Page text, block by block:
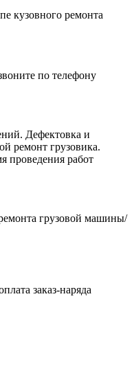
кузовного ремонта
по телефону
Дефектовка и
ремонт грузовика.
проведения работ
грузовой машины/
заказ-наряда